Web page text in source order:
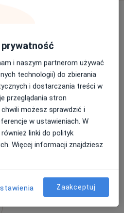
Katowice• Mapa
Psychiatrycznej
i naszym partnerom używać
technologii) do zbierania
i dostarczania treści w
przeglądania stron
możesz sprawdzić i
w ustawieniach. W
linki do polityk
Więcej informacji znajdziesz
Zaakceptuj